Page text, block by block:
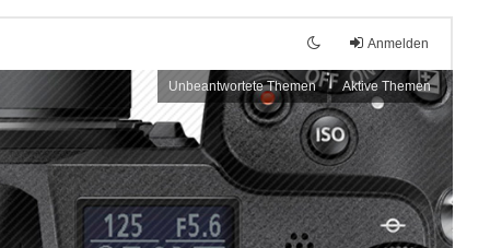
Anmelden
Unbeantwortete Themen Aktive Themen